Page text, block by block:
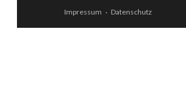
Impressum · Datenschutz